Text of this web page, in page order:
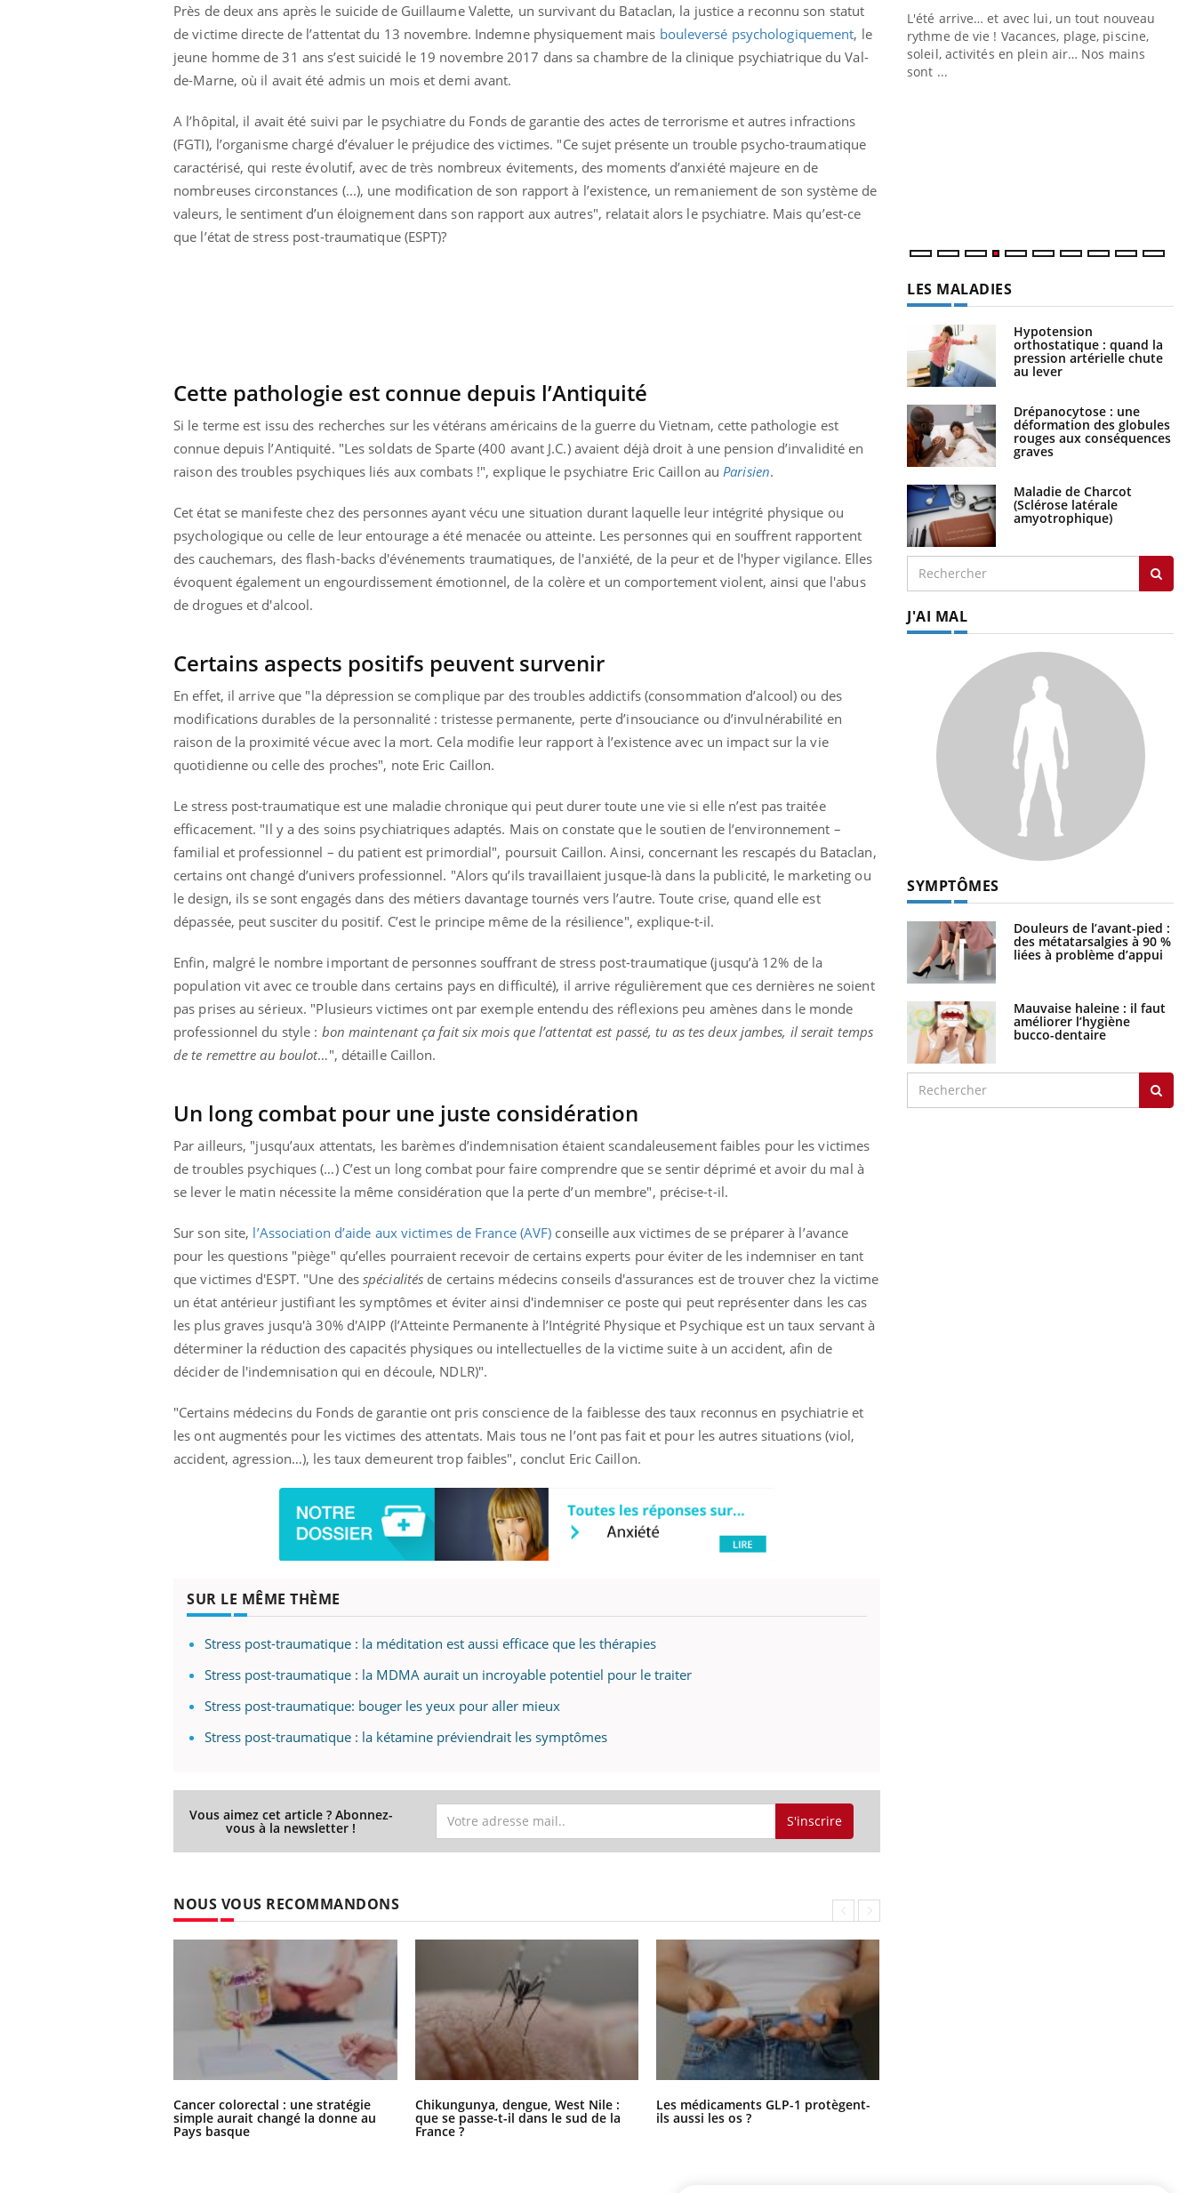
Près de deux ans après le suicide de Guillaume Valette, un survivant du Bataclan, la justice a reconnu son statut
de victime directe de l’attentat du 13 novembre. Indemne physiquement mais bouleversé psychologiquement, le
jeune homme de 31 ans s’est suicidé le 19 novembre 2017 dans sa chambre de la clinique psychiatrique du Val-
de-Marne, où il avait été admis un mois et demi avant.
A l’hôpital, il avait été suivi par le psychiatre du Fonds de garantie des actes de terrorisme et autres infractions
(FGTI), l’organisme chargé d’évaluer le préjudice des victimes. "Ce sujet présente un trouble psycho-traumatique
caractérisé, qui reste évolutif, avec de très nombreux évitements, des moments d’anxiété majeure en de
nombreuses circonstances (...), une modification de son rapport à l’existence, un remaniement de son système de
valeurs, le sentiment d’un éloignement dans son rapport aux autres", relatait alors le psychiatre. Mais qu’est-ce
que l’état de stress post-traumatique (ESPT)?
Cette pathologie est connue depuis l’Antiquité
Si le terme est issu des recherches sur les vétérans américains de la guerre du Vietnam, cette pathologie est
connue depuis l’Antiquité. "Les soldats de Sparte (400 avant J.C.) avaient déjà droit à une pension d’invalidité en
raison des troubles psychiques liés aux combats !", explique le psychiatre Eric Caillon auParisien.
Cet état se manifeste chez des personnes ayant vécu une situation durant laquelle leur intégrité physique ou
psychologique ou celle de leur entourage a été menacée ou atteinte. Les personnes qui en souffrent rapportent
des cauchemars, des flash-backs d'événements traumatiques, de l'anxiété, de la peur et de l'hyper vigilance. Elles
évoquent également un engourdissement émotionnel, de la colère et un comportement violent, ainsi que l'abus
de drogues et d'alcool.
Certains aspects positifs peuvent survenir
En effet, il arrive que "la dépression se complique par des troubles addictifs (consommation d’alcool) ou des
modifications durables de la personnalité : tristesse permanente, perte d’insouciance ou d’invulnérabilité en
raison de la proximité vécue avec la mort. Cela modifie leur rapport à l’existence avec un impact sur la vie
quotidienne ou celle des proches", note Eric Caillon.
Le stress post-traumatique est une maladie chronique qui peut durer toute une vie si elle n’est pas traitée
efficacement. "Il y a des soins psychiatriques adaptés. Mais on constate que le soutien de l’environnement –
familial et professionnel – du patient est primordial", poursuit Caillon. Ainsi, concernant les rescapés du Bataclan,
certains ont changé d’univers professionnel. "Alors qu’ils travaillaient jusque-là dans la publicité, le marketing ou
le design, ils se sont engagés dans des métiers davantage tournés vers l’autre. Toute crise, quand elle est
dépassée, peut susciter du positif. C’est le principe même de la résilience", explique-t-il.
Enfin, malgré le nombre important de personnes souffrant de stress post-traumatique (jusqu’à 12% de la
population vit avec ce trouble dans certains pays en difficulté), il arrive régulièrement que ces dernières ne soient
pas prises au sérieux. "Plusieurs victimes ont par exemple entendu des réflexions peu amènes dans le monde
professionnel du style : bon maintenant ça fait six mois que l’attentat est passé, tu as tes deux jambes, il serait temps
de te remettre au boulot…", détaille Caillon.
Un long combat pour une juste considération
Par ailleurs, "jusqu’aux attentats, les barèmes d’indemnisation étaient scandaleusement faibles pour les victimes
de troubles psychiques (…) C’est un long combat pour faire comprendre que se sentir déprimé et avoir du mal à
se lever le matin nécessite la même considération que la perte d’un membre", précise-t-il.
Sur son site, l’Association d’aide aux victimes de France (AVF) conseille aux victimes de se préparer à l’avance
pour les questions "piège" qu’elles pourraient recevoir de certains experts pour éviter de les indemniser en tant
que victimes d'ESPT. "Une desspécialités de certains médecins conseils d'assurances est de trouver chez la victime
un état antérieur justifiant les symptômes et éviter ainsi d'indemniser ce poste qui peut représenter dans les cas
les plus graves jusqu'à 30% d'AIPP (l’Atteinte Permanente à l’Intégrité Physique et Psychique est un taux servant à
déterminer la réduction des capacités physiques ou intellectuelles de la victime suite à un accident, afin de
décider de l'indemnisation qui en découle, NDLR)".
"Certains médecins du Fonds de garantie ont pris conscience de la faiblesse des taux reconnus en psychiatrie et
les ont augmentés pour les victimes des attentats. Mais tous ne l’ont pas fait et pour les autres situations (viol,
accident, agression…), les taux demeurent trop faibles", conclut Eric Caillon.
SUR LE MÊME THÈME
Stress post-traumatique : la méditation est aussi efficace que les thérapies
Stress post-traumatique : la MDMA aurait un incroyable potentiel pour le traiter
Stress post-traumatique: bouger les yeux pour aller mieux
Stress post-traumatique : la kétamine préviendrait les symptômes
Vous aimez cet article ? Abonnez-
vous à la newsletter ! S'inscrire
NOUS VOUS RECOMMANDONS
Cancer colorectal : une stratégie
simple aurait changé la donne au
Pays basque
Chikungunya, dengue, West Nile :
que se passe-t-il dans le sud de la
France ?
Les médicaments GLP-1 protègent-
ils aussi les os ?
Il y a des sujets qui sont faciles à aborder...
d'autres non ! D'un côté, poser des
questions sur la maladie d'un proche c'est
Fatigue, irritabilité, brouillard mental ou
même alopécie… Les symptômes de la
carence en fer sont multiples ce qui la rend
En 2026, l'insuline dans le diabète de type 2
reste entourée d'idées reçues chez les
patients comme parfois chez les soignants.
L'été arrive… et avec lui, un tout nouveau
rythme de vie ! Vacances, plage, piscine,
soleil, activités en plein air… Nos mains
sont ...
LES MALADIES
Hypotension
orthostatique : quand la
pression artérielle chute
au lever
Drépanocytose : une
déformation des globules
rouges aux conséquences
graves
Maladie de Charcot
(Sclérose latérale
amyotrophique)
J'AI MAL
SYMPTÔMES
Douleurs de l’avant-pied :
des métatarsalgies à 90 %
liées à problème d’appui
Mauvaise haleine : il faut
améliorer l’hygiène
bucco-dentaire